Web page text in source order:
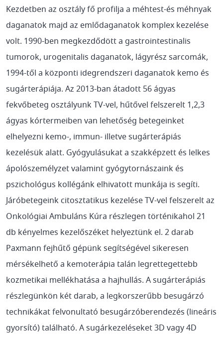
Kezdetben az osztály fő profilja a méhtest-és méhnyak
daganatok majd az emlődaganatok komplex kezelése
volt. 1990-ben megkezdődött a gastrointestinalis
tumorok, urogenitalis daganatok, lágyrész sarcomák,
1994-től a központi idegrendszeri daganatok kemo és
sugárterápiája. Az 2013-ban átadott 56 ágyas
fekvőbeteg osztályunk TV-vel, hűtővel felszerelt 1,2,3
ágyas kórtermeiben van lehetőség betegeinket
elhelyezni kemo-, immun- illetve sugárterápiás
kezelésük alatt. Gyógyulásukat a szakképzett és lelkes
ápolószemélyzet valamint gyógytornászaink és
pszichológus kollégánk elhivatott munkája is segíti.
Járóbetegeink citosztatikus kezelése TV-vel felszerelt az
Onkológiai Ambuláns Kúra részlegen történikahol 21
db kényelmes kezelőszéket helyeztünk el. 2 darab
Paxmann fejhűtő gépünk segítségével sikeresen
mérsékelhető a kemoterápia talán legrettegettebb
kozmetikai mellékhatása a hajhullás. A sugárterápiás
részlegünkön két darab, a legkorszerűbb besugárzó
technikákat felvonultató besugárzóberendezés (lineáris
gyorsító) található. A sugárkezeléseket 3D vagy 4D